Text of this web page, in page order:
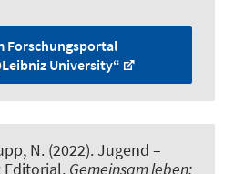
Forschungsportal
University“
N. (2022).Jugend –
Editorial. Gemeinsam leben: